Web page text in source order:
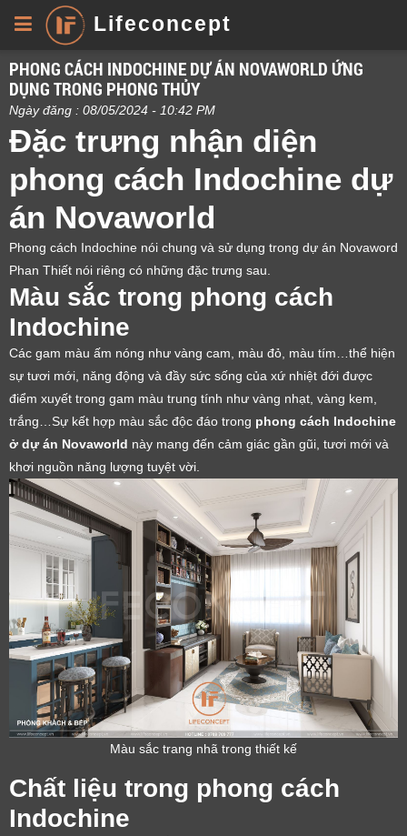
Lifeconcept
PHONG CÁCH INDOCHINE DỰ ÁN NOVAWORLD ỨNG
DỤNG TRONG PHONG THỦY
Ngày đăng : 08/05/2024 - 10:42 PM
Đặc trưng nhận diện
phong cách Indochine dự
án Novaworld
Phong cách Indochine nói chung và sử dụng trong dự án Novaword
Phan Thiết nói riêng có những đặc trưng sau.
Màu sắc trong phong cách
Indochine
Các gam màu ấm nóng như vàng cam, màu đỏ, màu tím…thể hiện
sự tươi mới, năng động và đầy sức sống của xứ nhiệt đới được
điểm xuyết trong gam màu trung tính như vàng nhạt, vàng kem,
trắng…Sự kết hợp màu sắc độc đáo trong phong cách Indochine
ở dự án Novaworld này mang đến cảm giác gần gũi, tươi mới và
khơi nguồn năng lượng tuyệt vời.
Màu sắc trang nhã trong thiết kế
Chất liệu trong phong cách
Indochine